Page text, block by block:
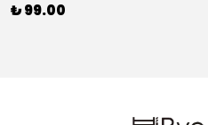
₺ 99.00